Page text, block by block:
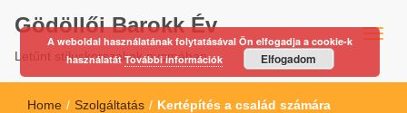
Gödöllői Barokk Év
Letűnt stíluskorszakok nyomában…
Home / Szolgáltatás / Kertépítés a család számára
A weboldal használatának folytatásával Ön elfogadja a cookie-k
használatátTovábbi információk Elfogadom